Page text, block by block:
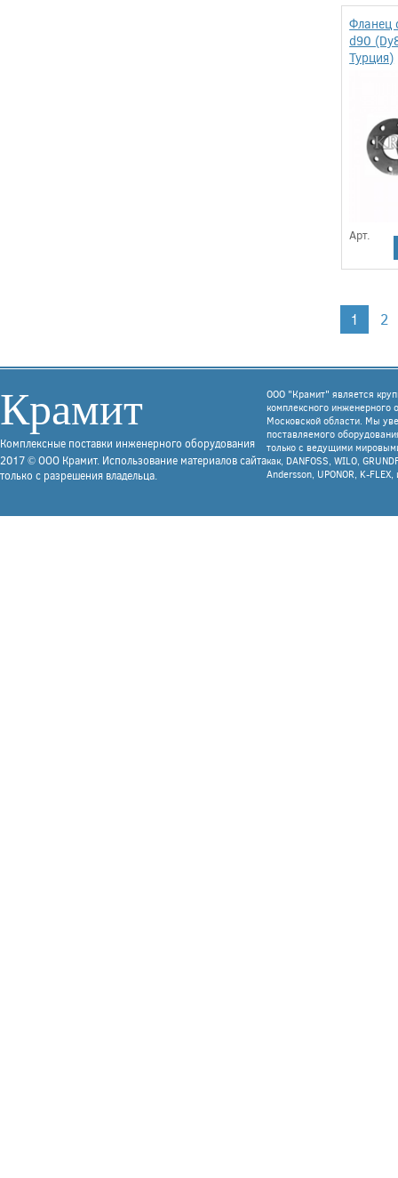
Фланец
d90
Турция)
Арт.
1 2
Крамит
Комплексные поставки инженерного оборудования
2017 © ООО Крамит. Использование материалов сайта
только с разрешения владельца.
ООО "Крамит" является
комплексного инженерного
Московской области. Мы
поставляемого
только с ведущими
как, DANFOSS, WILO,
Andersson, UPONOR, K-